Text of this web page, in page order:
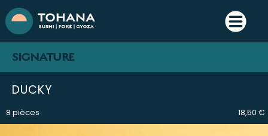
SIGNATURE
DUCKY
8 pièces 18,50 €